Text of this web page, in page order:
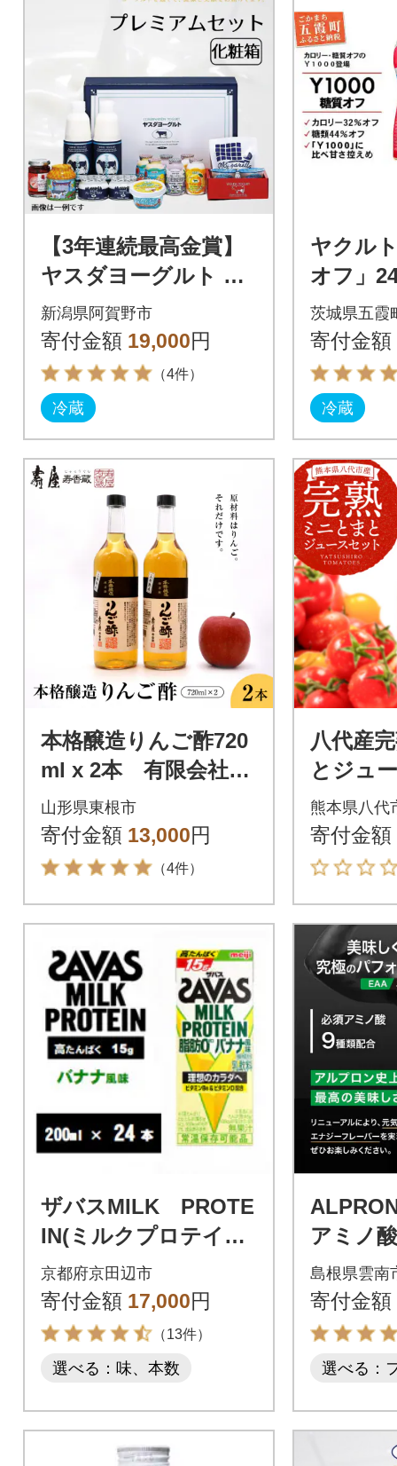
【3年連続最高金賞】
ヤスダヨーグルト プ
レミアムセット 化粧
箱
新潟県阿賀野市
寄付金額 19,000円
（4件）
冷蔵
ヤクル
オフ」
入り×4
茨城県五霞
寄付金額
冷蔵
本格醸造りんご酢720
ml x 2本 有限会社壽
屋提供 hi004-hi036-01
6r
山形県東根市
寄付金額 13,000円
（4件）
八代産
とジュ
(赤)・
ット ト
熊本県八代
寄付金額
ザバスMILK PROTE
IN(ミルクプロテイン)
脂肪0 バナナ風
味 200ml×24本 常
温保存
京都府京田辺市
寄付金額 17,000円
（13件）
選べる：味、本数
アミノ
リンク
島根県雲南
寄付金額
選べる：